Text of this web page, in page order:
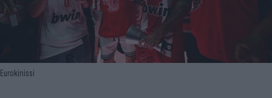
Eurokinissi